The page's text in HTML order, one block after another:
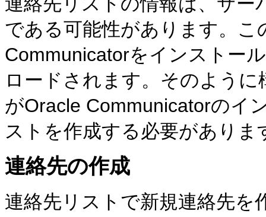
である可能性があります。
Communicatorをインストー
ロードされます。そのよう
がOracle Communicatorのイ
ストを作成する必要がありま
連絡先の作成
連絡先リストで新規連絡先を